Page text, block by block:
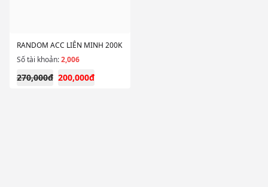
RANDOM ACC LIÊN MINH 200K
Số tài khoản:2,006
270,000đ 200,000đ